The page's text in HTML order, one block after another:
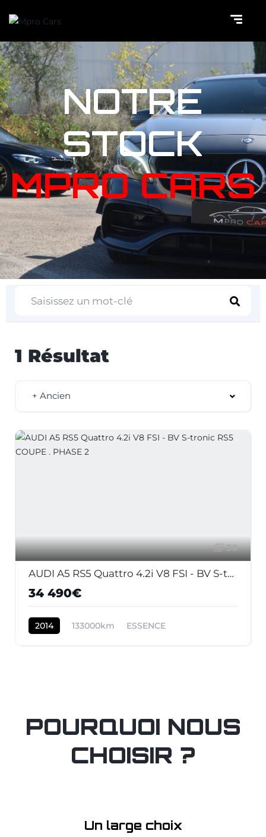
NOTRE
STOCK
MPRO CARS
1 Résultat
+ Ancien
30
AUDI A5 RS5 Quattro 4.2i V8 FSI - BV S-tronic RS5 COUPE . PHASE 2
34 490€
2014 133000km ESSENCE
POURQUOI NOUS
CHOISIR ?
Un large choix